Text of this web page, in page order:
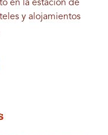
en la estación de
y alojamientos